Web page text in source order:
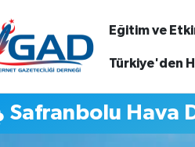
Eğitim ve
Türkiye'den
Safranbolu Hava